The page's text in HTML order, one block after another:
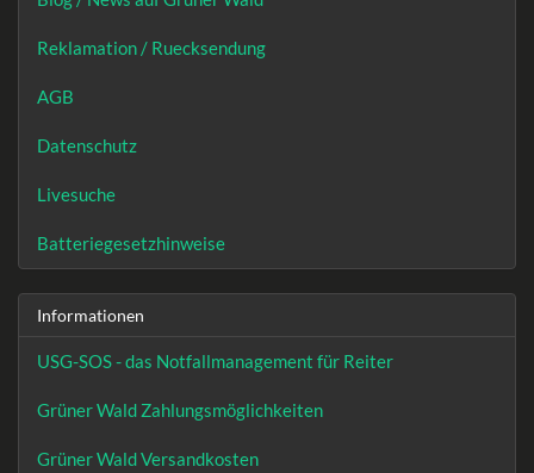
Reklamation / Ruecksendung
AGB
Datenschutz
Livesuche
Batteriegesetzhinweise
Informationen
USG-SOS - das Notfallmanagement für Reiter
Grüner Wald Zahlungsmöglichkeiten
Grüner Wald Versandkosten